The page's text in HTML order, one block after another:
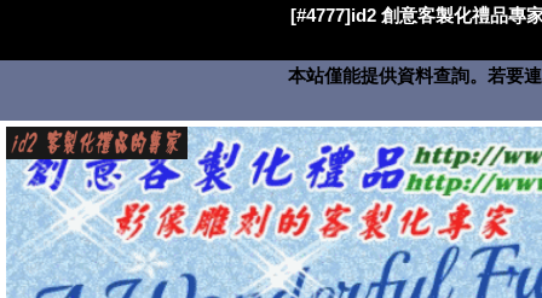
[#4777]id2 創意客製化禮品專
本站僅能提供資料查詢。若要